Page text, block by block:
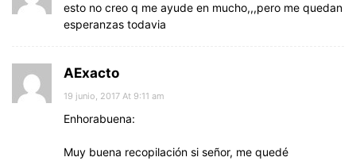
esto no creo q me ayude en mucho,,,pero me quedan
esperanzas todavia
AExacto
19 junio, 2017 At 9:11 am
Enhorabuena:
Muy buena recopilación si señor, me quedé